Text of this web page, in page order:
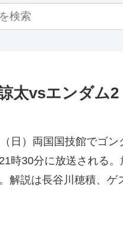
太vsエンダム
日）両国国技館でゴン
時30分に放送される
解説は長谷川穂積、ゲ